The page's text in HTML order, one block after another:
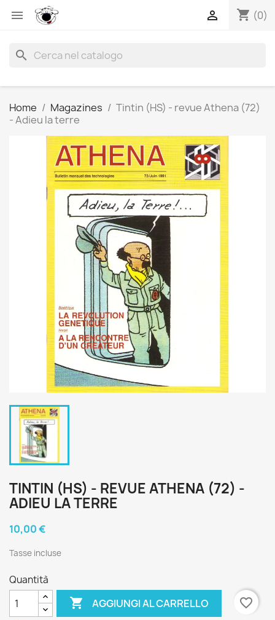
 shopping_cart (0)

search
Home Magazines
Tintin (HS) - revue Athena (72)
- Adieu la terre
TINTIN (HS) - REVUE ATHENA (72) -
ADIEU LA TERRE
10,00 €
Tasse incluse
Quantità
 AGGIUNGI AL CARRELLO
favorite_border